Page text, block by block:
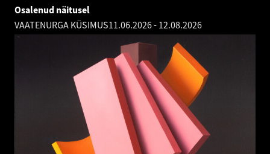
Osalenud näitusel
VAATENURGA KÜSIMUS11.06.2026- 12.08.2026